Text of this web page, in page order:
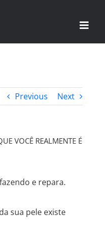
Previous Next
VOCÊ REALMENTE É
e repara.
sua pele existe